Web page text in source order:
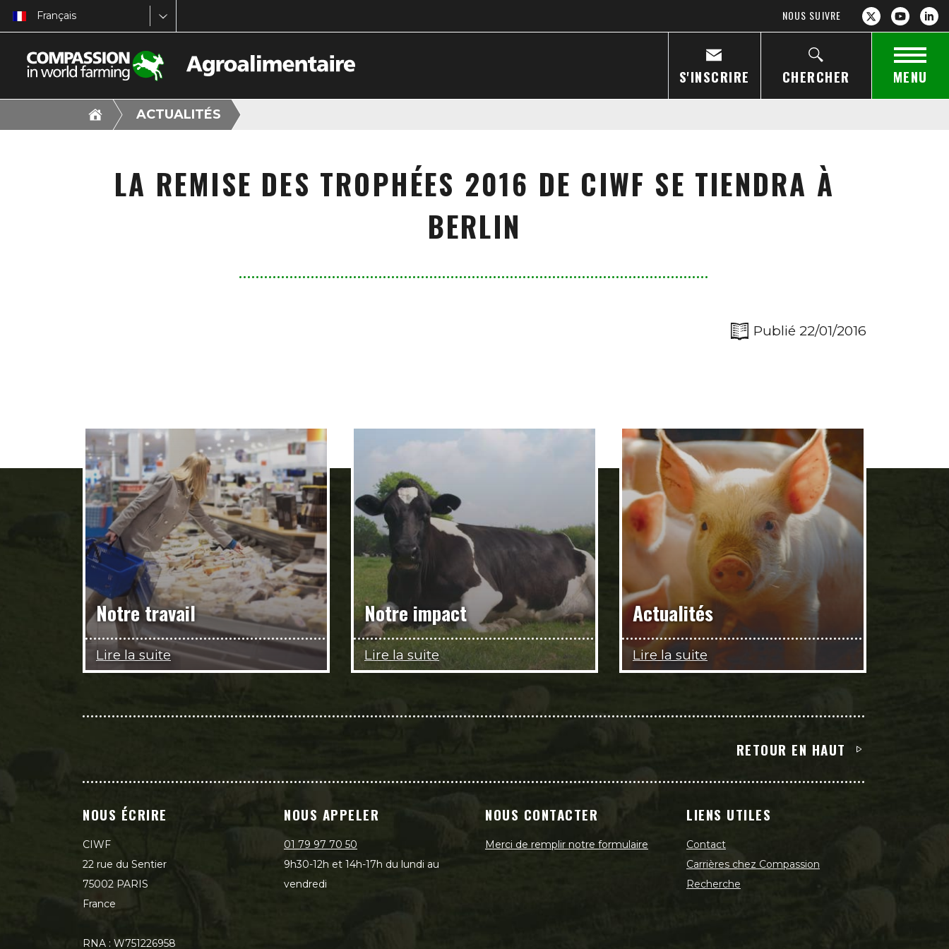
Français NOUS SUIVRE
S'INSCRIRE CHERCHER MENU
ACTUALITÉS
LA REMISE DES TROPHÉES 2016 DE CIWF SE TIENDRA À
BERLIN
Publié 22/01/2016
Notre travail
Lire la suite
Notre impact
Lire la suite
Actualités
Lire la suite
RETOUR EN HAUT
NOUS ÉCRIRE
CIWF
22 rue du Sentier
75002 PARIS
France
RNA : W751226958
NOUS APPELER
01 79 97 70 50
9h30-12h et 14h-17h du lundi au
vendredi
NOUS CONTACTER
Merci de remplir notre formulaire
LIENS UTILES
Contact
Carrières chez Compassion
Recherche